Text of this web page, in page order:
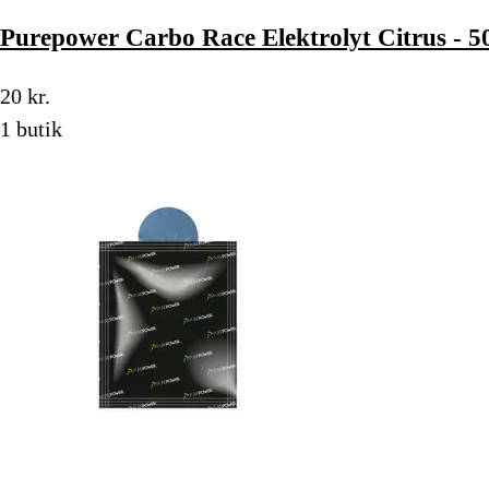
Purepower Carbo Race Elektrolyt Citrus -
20 kr.
1 butik